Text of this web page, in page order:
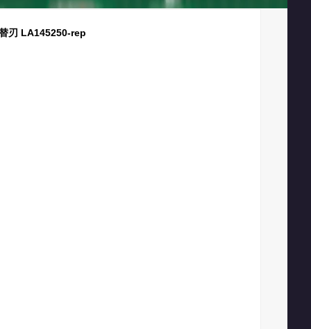
刃 LA145250-rep